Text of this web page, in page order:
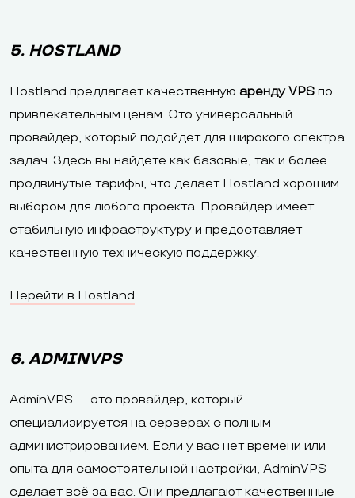
5. HOSTLAND
Hostland предлагает качественную аренду VPS по
привлекательным ценам. Это универсальный
провайдер, который подойдет для широкого спектра
задач. Здесь вы найдете как базовые, так и более
продвинутые тарифы, что делает Hostland хорошим
выбором для любого проекта. Провайдер имеет
стабильную инфраструктуру и предоставляет
качественную техническую поддержку.
Перейти в Hostland
6. ADMINVPS
AdminVPS — это провайдер, который
специализируется на серверах с полным
администрированием. Если у вас нет времени или
опыта для самостоятельной настройки, AdminVPS
сделает всё за вас. Они предлагают качественные